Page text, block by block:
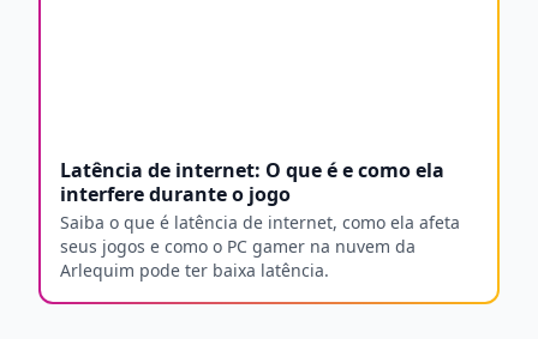
Latência de internet: O que é e como ela
interfere durante o jogo
Saiba o que é latência de internet, como ela afeta
seus jogos e como o PC gamer na nuvem da
Arlequim pode ter baixa latência.